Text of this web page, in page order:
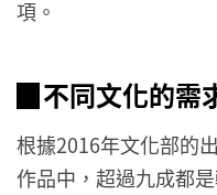
項。
▉不同文化的需
根據2016年文化部的
作品中，超過九成都